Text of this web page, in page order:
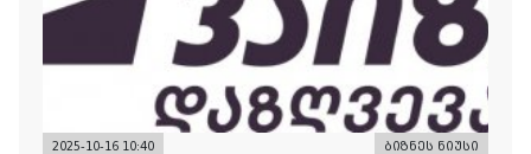
2025-10-16 10:40 ბიზნეს ნიუსი